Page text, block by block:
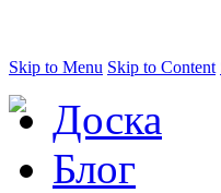
Skip to Menu Skip to Content
Доска
Блог